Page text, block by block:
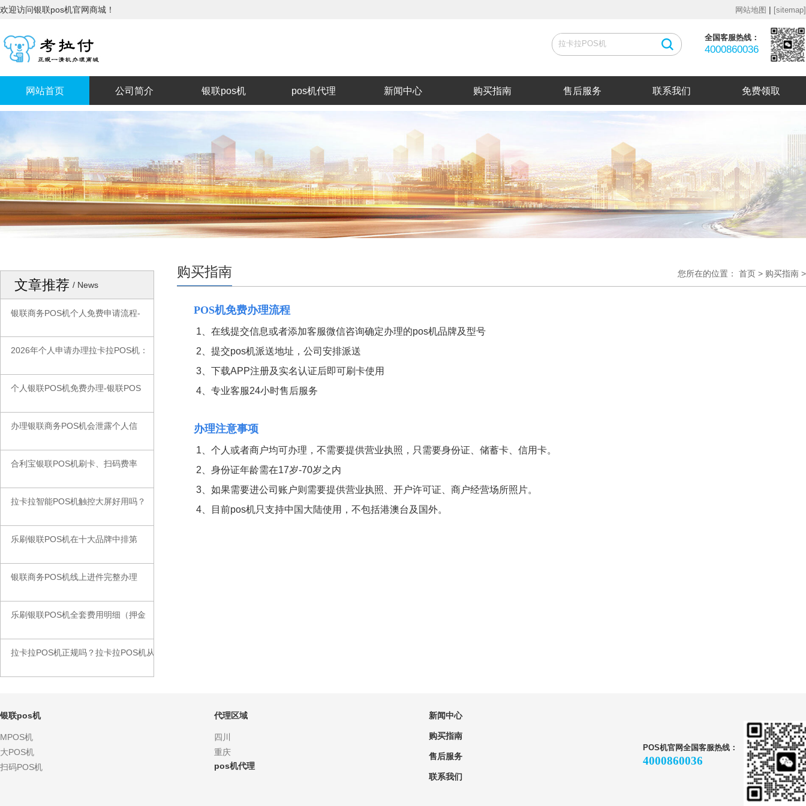
网站地图 | [sitemap]
欢迎访问银联pos机官网商城！
全国客服热线：
4000860036
网站首页 公司简介 银联pos机 pos机代理 新闻中心 购买指南 售后服务 联系我们 免费领取
文章推荐 / News
银联商务POS机个人免费申请流程-
2026年个人申请办理拉卡拉POS机：
个人银联POS机免费办理-银联POS
办理银联商务POS机会泄露个人信
合利宝银联POS机刷卡、扫码费率
拉卡拉智能POS机触控大屏好用吗？
乐刷银联POS机在十大品牌中排第
银联商务POS机线上进件完整办理
乐刷银联POS机全套费用明细（押金
拉卡拉POS机正规吗？拉卡拉POS机从
您所在的位置： 首页 > 购买指南 >
购买指南
POS机免费办理流程
1、在线提交信息或者添加客服微信咨询确定办理的pos机品牌及型号
2、提交pos机派送地址，公司安排派送
3、下载APP注册及实名认证后即可刷卡使用
4、专业客服24小时售后服务
办理注意事项
1、个人或者商户均可办理，不需要提供营业执照，只需要身份证、储蓄卡、信用卡。
2、身份证年龄需在17岁-70岁之内
3、如果需要进公司账户则需要提供营业执照、开户许可证、商户经营场所照片。
4、目前pos机只支持中国大陆使用，不包括港澳台及国外。
POS机官网全国客服热线：
4000860036
银联pos机
MPOS机
大POS机
扫码POS机
代理区域
四川
重庆
pos机代理
新闻中心
购买指南
售后服务
联系我们